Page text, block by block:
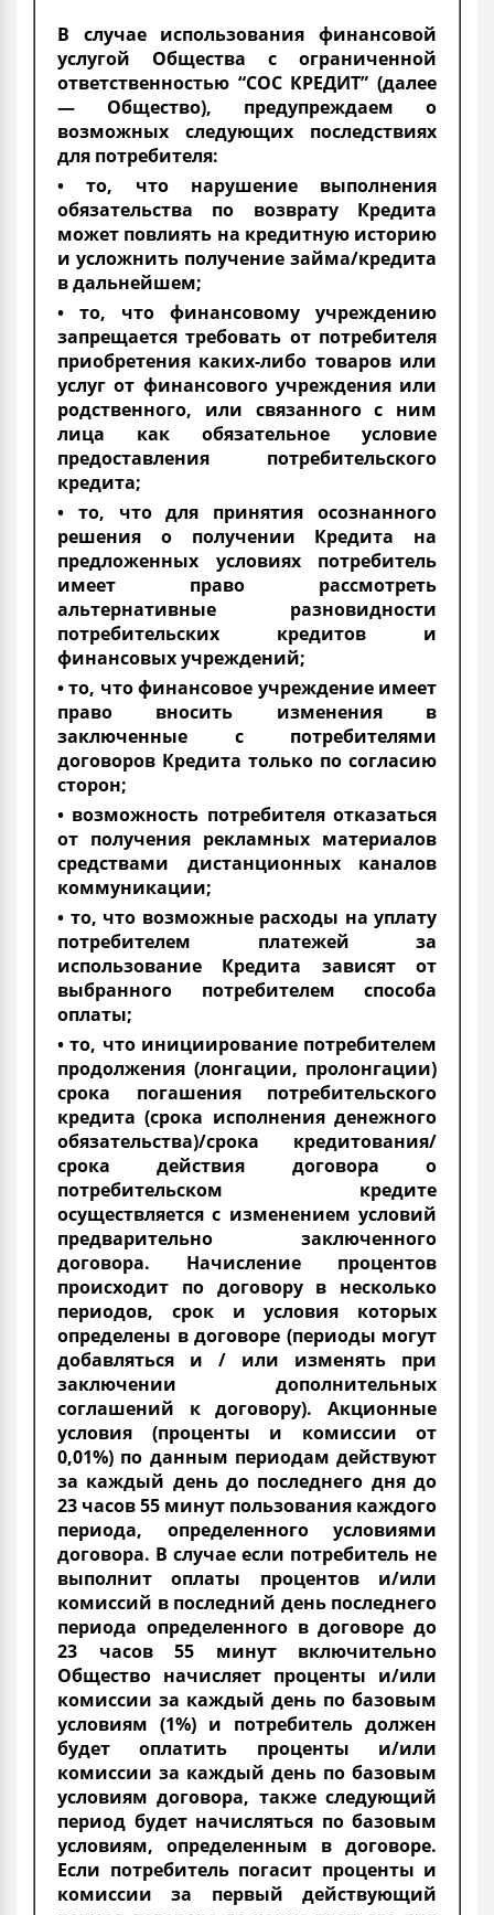
В случае использования финансовой
услугой Общества с ограниченной
ответственностью “СОС КРЕДИТ” (далее
— Общество), предупреждаем о
возможных следующих последствиях
для потребителя:
• то, что нарушение выполнения
обязательства по возврату Кредита
может повлиять на кредитную историю
и усложнить получение займа/кредита
в дальнейшем;
• то, что финансовому учреждению
запрещается требовать от потребителя
приобретения каких-либо товаров или
услуг от финансового учреждения или
родственного, или связанного с ним
лица как обязательное условие
предоставления потребительского
кредита;
• то, что для принятия осознанного
решения о получении Кредита на
предложенных условиях потребитель
имеет право рассмотреть
альтернативные разновидности
потребительских кредитов и
финансовых учреждений;
• то, что финансовое учреждение имеет
право вносить изменения в
заключенные с потребителями
договоров Кредита только по согласию
сторон;
• возможность потребителя отказаться
от получения рекламных материалов
средствами дистанционных каналов
коммуникации;
• то, что возможные расходы на уплату
потребителем платежей за
использование Кредита зависят от
выбранного потребителем способа
оплаты;
• то, что инициирование потребителем
продолжения (лонгации, пролонгации)
срока погашения потребительского
кредита (срока исполнения денежного
обязательства)/срока кредитования/
срока действия договора о
потребительском кредите
осуществляется с изменением условий
предварительно заключенного
договора. Начисление процентов
происходит по договору в несколько
периодов, срок и условия которых
определены в договоре (периоды могут
добавляться и / или изменять при
заключении дополнительных
соглашений к договору). Акционные
условия (проценты и комиссии от
0,01%) по данным периодам действуют
за каждый день до последнего дня до
23 часов 55 минут пользования каждого
периода, определенного условиями
договора. В случае если потребитель не
выполнит оплаты процентов и/или
комиссий в последний день последнего
периода определенного в договоре до
23 часов 55 минут включительно
Общество начисляет проценты и/или
комиссии за каждый день по базовым
условиям (1%) и потребитель должен
будет оплатить проценты и/или
комиссии за каждый день по базовым
условиям договора, также следующий
период будет начисляться по базовым
условиям, определенным в договоре.
Если потребитель погасит проценты и
комиссии за первый действующий